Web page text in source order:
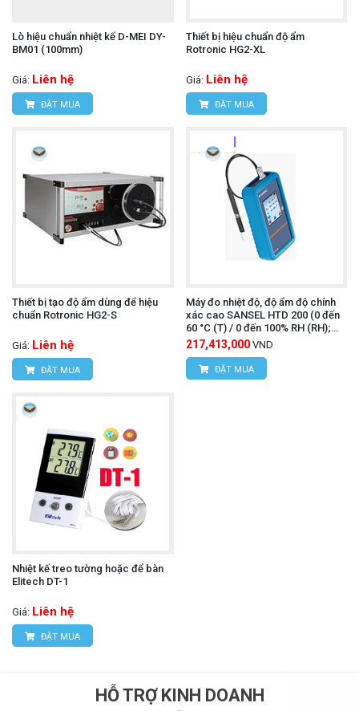
Lò hiệu chuẩn nhiệt kế D-MEI DY-
BM01 (100mm)
Giá: Liên hệ
ĐẶT MUA
Thiết bị hiệu chuẩn độ ẩm
Rotronic HG2-XL
Giá: Liên hệ
ĐẶT MUA
Thiết bị tạo độ ẩm dùng để hiệu
chuẩn Rotronic HG2-S
Giá: Liên hệ
ĐẶT MUA
Máy đo nhiệt độ, độ ẩm độ chính
xác cao SANSEL HTD 200 (0 đến
60 °C (T) / 0 đến 100% RH (RH);
0.01 °C /% RH)
217,413,000 VND
ĐẶT MUA
Nhiệt kế treo tường hoặc để bàn
Elitech DT-1
Giá: Liên hệ
ĐẶT MUA
HỖ TRỢ KINH DOANH